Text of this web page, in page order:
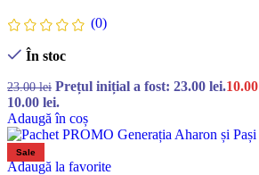
(0)
În stoc
23.00lei Prețul inițial a fost: 23.00 lei.10.00
10.00 lei.
Adaugă în coș
Sale
Adaugă la favorite